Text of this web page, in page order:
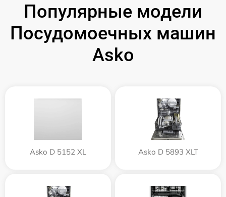
Популярные модели
Посудомоечных машин
Asko
Asko D 5152 XL Asko D 5893 XLT